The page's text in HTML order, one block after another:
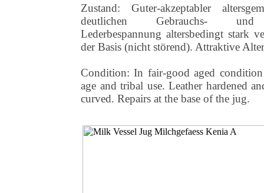
Zustand: Guter-akzeptabler
deutlichen Gebrauchs- und
Lederbespannung altersbedingt stark
der Basis (nicht störend). Attraktive
Condition: In fair-good aged
age and tribal use. Leather hardened
curved. Repairs at the base of the jug.